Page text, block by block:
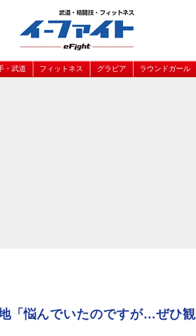
・武道 フィットネス グラビア ラウンドガール
「悩んでいたのですが…ぜひ観